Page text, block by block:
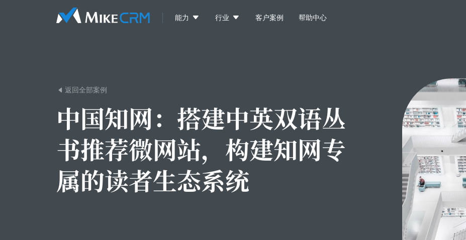
能力  行业  客户案例 帮助中心
 返回全部案例
中国知网： 搭建中英双语丛
书推荐微网站，构建知网专
属的读者生态系统